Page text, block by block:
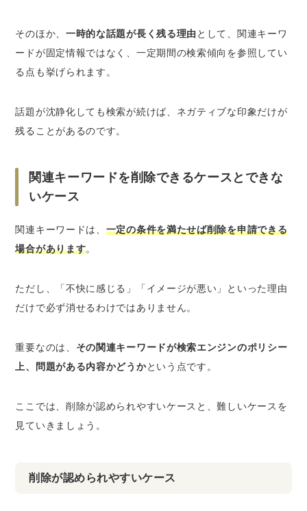
そのほか、 一時的な話題が長く残る理由として、関連キーワ
ードが固定情報ではなく、一定期間の検索傾向を参照してい
る点も挙げられます。
話題が沈静化しても検索が続けば、ネガティブな印象だけが
残ることがあるのです。
関連キーワードを削除できるケースとできな
いケース
関連キーワードは、 一定の条件を満たせば削除を申請できる
場合があります。
ただし、「不快に感じる」「イメージが悪い」といった理由
だけで必ず消せるわけではありません。
重要なのは、 その関連キーワードが検索エンジンのポリシー
上、問題がある内容かどうかという点です。
ここでは、削除が認められやすいケースと、難しいケースを
見ていきましょう。
削除が認められやすいケース